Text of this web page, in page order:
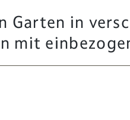
Garten in
mit